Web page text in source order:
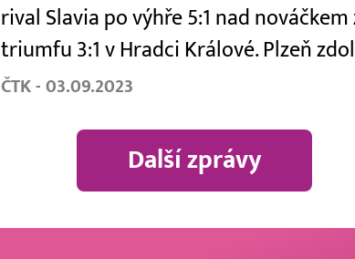
rival Slavia po výhře 5:1 nad
triumfu 3:1 v Hradci Králové. Plzeň
ČTK - 03.09.2023
Další zprávy